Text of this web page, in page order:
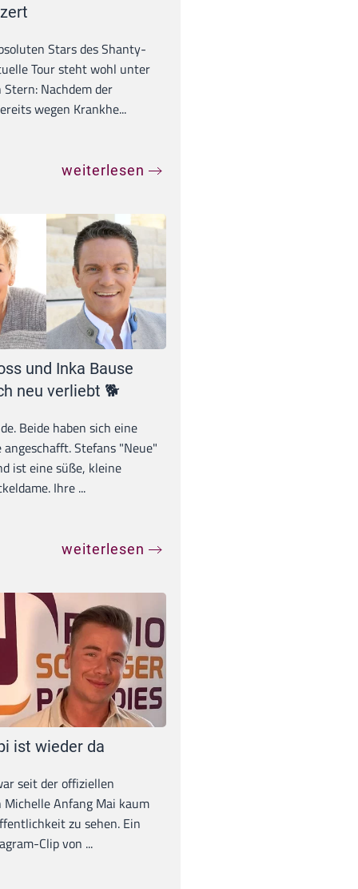
Stars des Shanty-
Tour steht wohl unter
Nachdem der
wegen Krankhe...
weiterlesen
und Inka Bause
neu verliebt 🐕
Beide haben sich eine
angeschafft. Stefans "Neue"
ist eine süße, kleine
Ihre ...
weiterlesen
ist wieder da
seit der offiziellen
Michelle Anfang Mai kaum
zu sehen. Ein
Clip von ...